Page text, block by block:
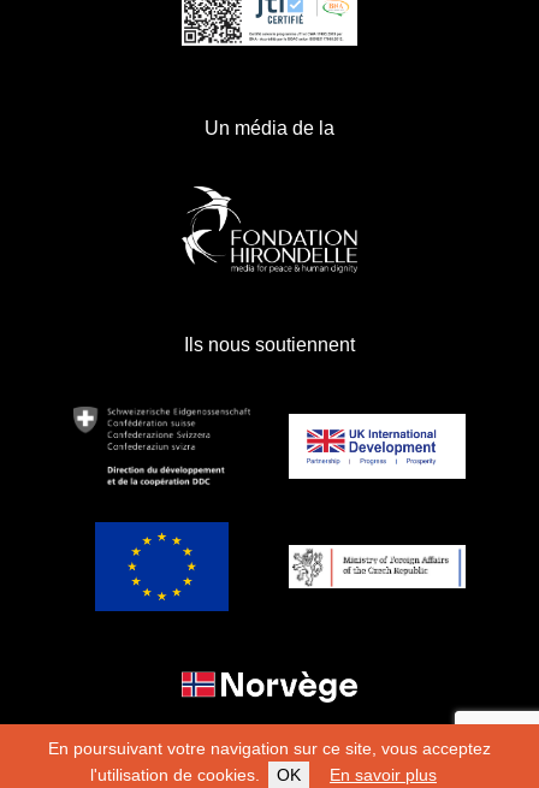
En poursuivant votre navigation sur ce site, vous acceptez
l'utilisation de cookies.
OK En savoir plus
Un média de la
Ils nous soutiennent